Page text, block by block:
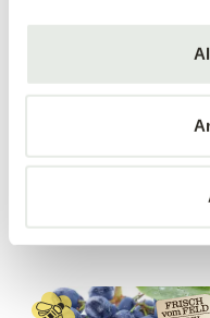
'Konstantinopeler'
10 Liter Topf